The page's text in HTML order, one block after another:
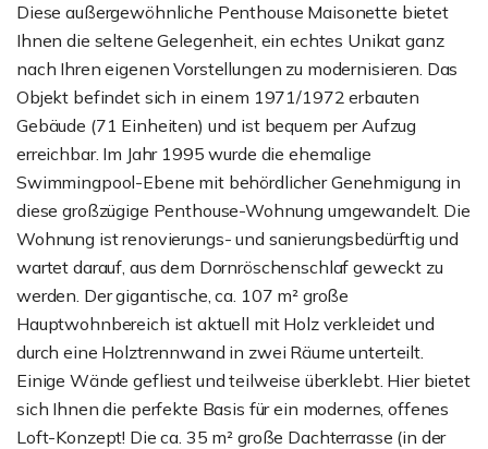
Diese außergewöhnliche Penthouse Maisonette bietet
Ihnen die seltene Gelegenheit, ein echtes Unikat ganz
nach Ihren eigenen Vorstellungen zu modernisieren. Das
Objekt befindet sich in einem 1971/1972 erbauten
Gebäude (71 Einheiten) und ist bequem per Aufzug
erreichbar. Im Jahr 1995 wurde die ehemalige
Swimmingpool-Ebene mit behördlicher Genehmigung in
diese großzügige Penthouse-Wohnung umgewandelt. Die
Wohnung ist renovierungs- und sanierungsbedürftig und
wartet darauf, aus dem Dornröschenschlaf geweckt zu
werden. Der gigantische, ca. 107 m² große
Hauptwohnbereich ist aktuell mit Holz verkleidet und
durch eine Holztrennwand in zwei Räume unterteilt.
Einige Wände gefliest und teilweise überklebt. Hier bietet
sich Ihnen die perfekte Basis für ein modernes, offenes
Loft-Konzept! Die ca. 35 m² große Dachterrasse (in der